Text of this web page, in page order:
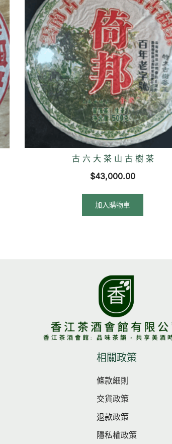
古 六 大 茶 山 古 樹 茶
$43,000.00
加入購物車
相關政策
條款細則
交貨政策
退款政策
隱私權政策